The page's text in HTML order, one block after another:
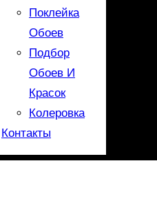
Поклейка
Обоев
Подбор
Обоев И
Красок
Колеровка
Контакты